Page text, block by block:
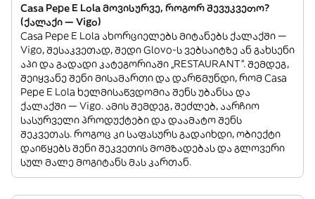
Casa Pepe E Lola მოვისურვე, როგორ შევუკვეთო?
(ქალაქი — Vigo)
Casa Pepe E Lola ახორციელებს მიტანებს ქალაქში —
Vigo, შესაკვეთად, შედი Glovo-ს ვებსაიტზე ან გახსენი
აპი და გადადი კატეგორიაში „RESTAURANT”. შემდეგ,
შეიყვანე შენი მისამართი და დარწმუნდი, რომ Casa
Pepe E Lola ხელმისაწვდომია შენს უბანსა და
ქალაქში — Vigo. ამის შემდეგ, შეძლებ, აარჩიო
სასურველი პროდუქტები და დაამატო შენს
შეკვეთას. როგოც კი საფასურს გადაიხდი, ობიექტი
დაიწყებს შენი შეკვეთის მომზადებას და გლოვერი
სულ მალე მოგიტანს მას კართან.